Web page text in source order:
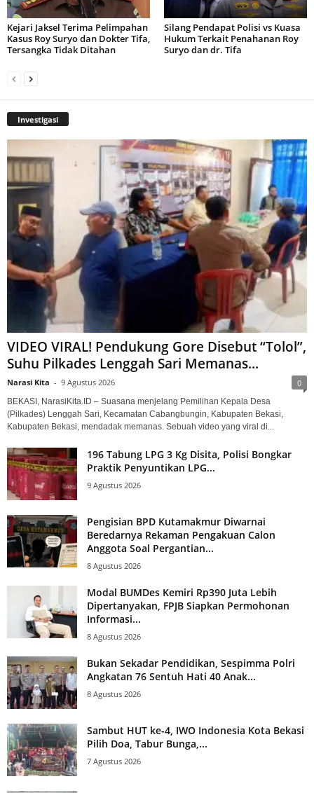
Kejari Jaksel Terima Pelimpahan
Kasus Roy Suryo dan Dokter Tifa,
Tersangka Tidak Ditahan
Silang Pendapat Polisi vs Kuasa
Hukum Terkait Penahanan Roy
Suryo dan dr. Tifa
Investigasi
VIDEO VIRAL! Pendukung Gore Disebut “Tolol”,
Suhu Pilkades Lenggah Sari Memanas...
Narasi Kita - 9 Agustus 2026 0
BEKASI, NarasiKita.ID – Suasana menjelang Pemilihan Kepala Desa
(Pilkades) Lenggah Sari, Kecamatan Cabangbungin, Kabupaten Bekasi,
Kabupaten Bekasi, mendadak memanas. Sebuah video yang viral di...
196 Tabung LPG 3 Kg Disita, Polisi Bongkar
Praktik Penyuntikan LPG...
9 Agustus 2026
Pengisian BPD Kutamakmur Diwarnai
Beredarnya Rekaman Pengakuan Calon
Anggota Soal Pergantian...
8 Agustus 2026
Modal BUMDes Kemiri Rp390 Juta Lebih
Dipertanyakan, FPJB Siapkan Permohonan
Informasi...
8 Agustus 2026
Bukan Sekadar Pendidikan, Sespimma Polri
Angkatan 76 Sentuh Hati 40 Anak...
8 Agustus 2026
Sambut HUT ke-4, IWO Indonesia Kota Bekasi
Pilih Doa, Tabur Bunga,...
7 Agustus 2026